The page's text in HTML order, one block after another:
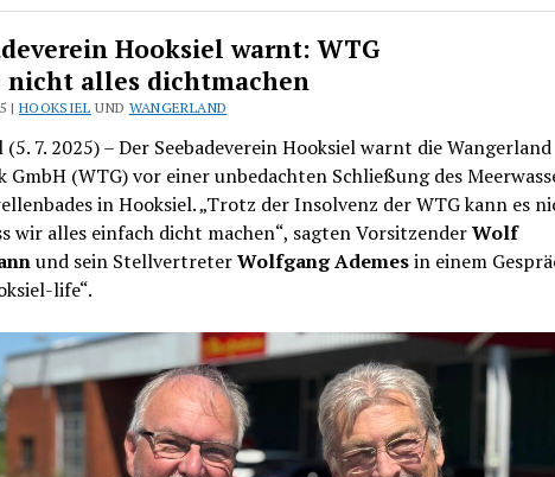
Hooksiel warnt: WTG
alles dichtmachen
| HOOKSIEL UND WANGERLAND
(5. 7. 2025) – Der Seebadeverein Hooksiel warnt die Wangerland
GmbH (WTG) vor einer unbedachten Schließung des
in Hooksiel. „Trotz der Insolvenz der WTG kann es
wir alles einfach dicht machen“, sagten VorsitzenderWolf
und sein StellvertreterWolfgang Ademesin einem
life“.